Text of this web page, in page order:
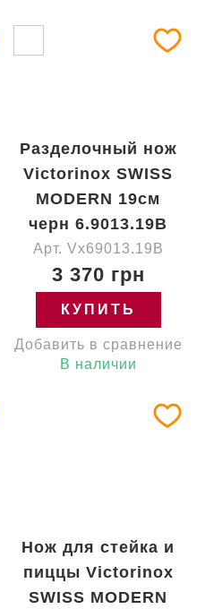
Разделочный нож
Victorinox SWISS
MODERN 19см
черн 6.9013.19B
Арт. Vx69013.19B
3 370 грн
КУПИТЬ
Добавить в сравнение
В наличии
Нож для стейка и
пиццы Victorinox
SWISS MODERN